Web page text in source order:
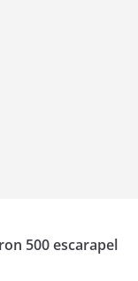
500 escarapel